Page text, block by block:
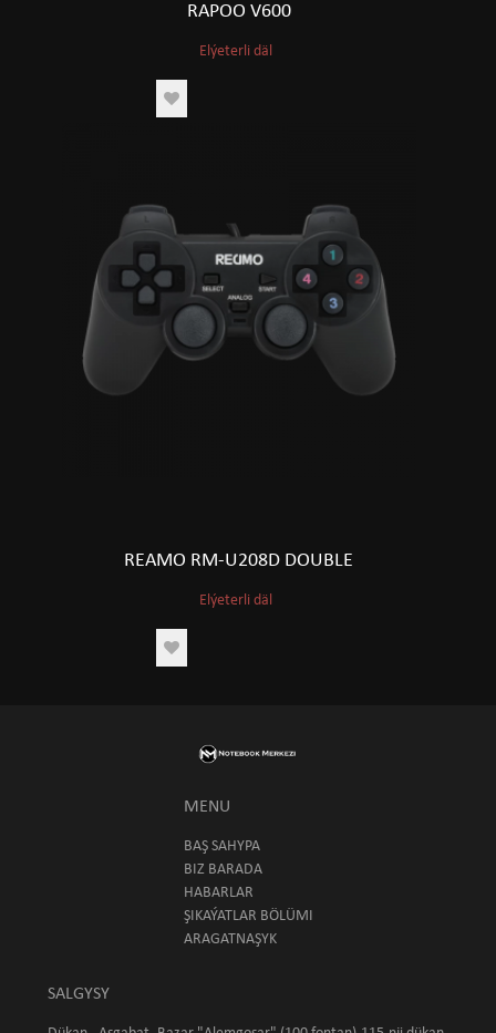
RAPOO V600
Elýeterli däl
REAMO RM-U208D DOUBLE
Elýeterli däl
MENU
BAŞ SAHYPA
BIZ BARADA
HABARLAR
ŞIKAÝATLAR BÖLÜMI
ARAGATNAŞYK
SALGYSY